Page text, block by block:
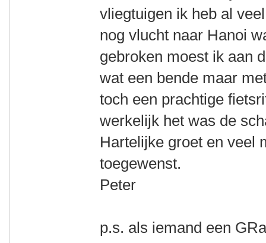
vliegtuigen ik heb al
nog vlucht naar Hanoi
gebroken moest ik aan
wat een bende maar
toch een prachtige
werkelijk het was de
Hartelijke groet en veel
toegewenst.
Peter
p.s. als iemand een